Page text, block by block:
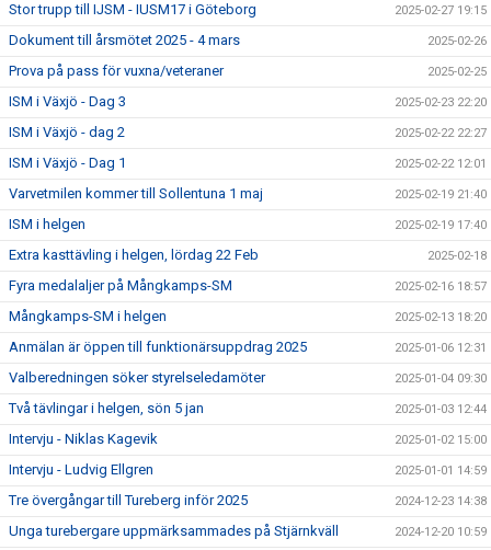
Stor trupp till IJSM - IUSM17 i Göteborg 2025-02-27 19:15
Dokument till årsmötet 2025 - 4 mars 2025-02-26
Prova på pass för vuxna/veteraner 2025-02-25
ISM i Växjö - Dag 3 2025-02-23 22:20
ISM i Växjö - dag 2 2025-02-22 22:27
ISM i Växjö - Dag 1 2025-02-22 12:01
Varvetmilen kommer till Sollentuna 1 maj 2025-02-19 21:40
ISM i helgen 2025-02-19 17:40
Extra kasttävling i helgen, lördag 22 Feb 2025-02-18
Fyra medalaljer på Mångkamps-SM 2025-02-16 18:57
Mångkamps-SM i helgen 2025-02-13 18:20
Anmälan är öppen till funktionärsuppdrag 2025 2025-01-06 12:31
Valberedningen söker styrelseledamöter 2025-01-04 09:30
Två tävlingar i helgen, sön 5 jan 2025-01-03 12:44
Intervju - Niklas Kagevik 2025-01-02 15:00
Intervju - Ludvig Ellgren 2025-01-01 14:59
Tre övergångar till Tureberg inför 2025 2024-12-23 14:38
Unga turebergare uppmärksammades på Stjärnkväll 2024-12-20 10:59